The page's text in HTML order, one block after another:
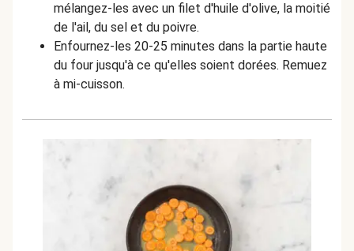
mélangez-les avec un filet d'huile d'olive, la moitié
de l'ail, du sel et du poivre.
Enfournez-les 20-25 minutes dans la partie haute
du four jusqu'à ce qu'elles soient dorées. Remuez
à mi-cuisson.